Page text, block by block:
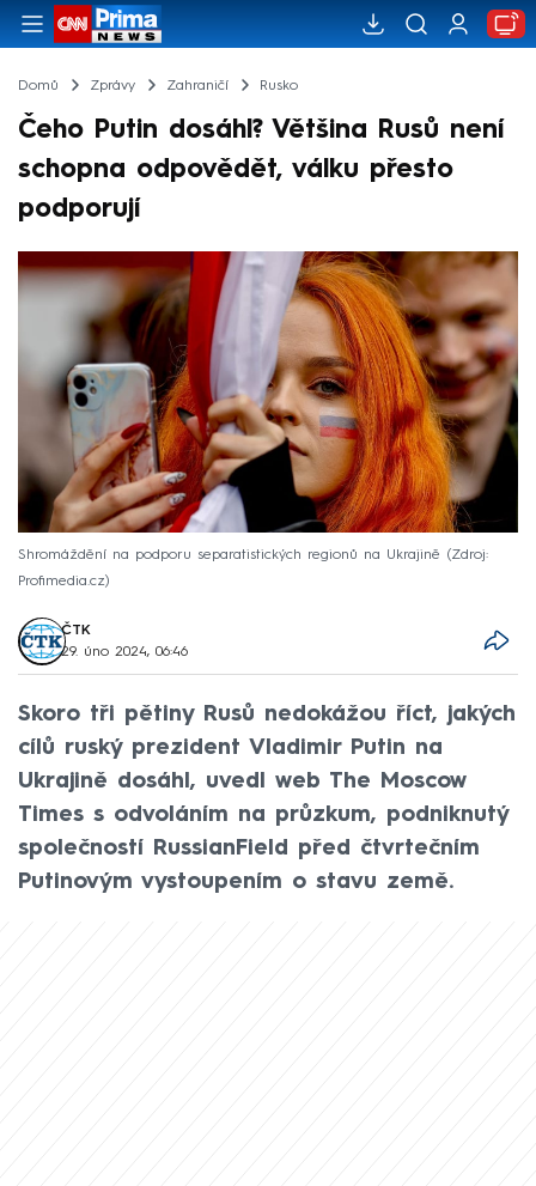
Domů Zprávy Zahraničí Rusko
Čeho Putin dosáhl? Většina Rusů není
schopna odpovědět, válku přesto
podporují
Shromáždění na podporu separatistických regionů na Ukrajině
Zdroj:
Profimedia.cz
ČTK
29. úno 2024, 06:46
Skoro tři pětiny Rusů nedokážou říct, jakých
cílů ruský prezident Vladimir Putin na
Ukrajině dosáhl, uvedl web The Moscow
Times s odvoláním na průzkum, podniknutý
společností RussianField před čtvrtečním
Putinovým vystoupením o stavu země.